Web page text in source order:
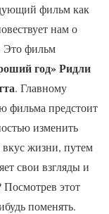
фильм как
нам о
Это фильм
год» Ридли
. Главному
фильма предстоит
изменить
жизни, путем
свои взгляды и
Посмотрев этот
поменять.